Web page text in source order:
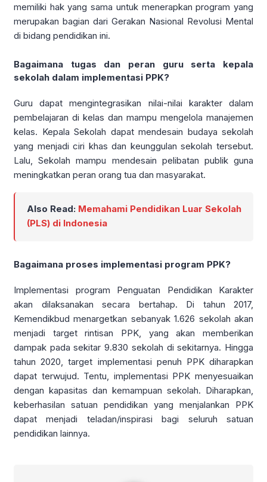
memiliki hak yang sama untuk menerapkan program yang
merupakan bagian dari Gerakan Nasional Revolusi Mental
di bidang pendidikan ini.
Bagaimana tugas dan peran guru serta kepala
sekolah dalam implementasi PPK?
Guru dapat mengintegrasikan nilai-nilai karakter dalam
pembelajaran di kelas dan mampu mengelola manajemen
kelas. Kepala Sekolah dapat mendesain budaya sekolah
yang menjadi ciri khas dan keunggulan sekolah tersebut.
Lalu, Sekolah mampu mendesain pelibatan publik guna
meningkatkan peran orang tua dan masyarakat.
Also Read: Memahami Pendidikan Luar Sekolah
(PLS) di Indonesia
Bagaimana proses implementasi program PPK?
Implementasi program Penguatan Pendidikan Karakter
akan dilaksanakan secara bertahap. Di tahun 2017,
Kemendikbud menargetkan sebanyak 1.626 sekolah akan
menjadi target rintisan PPK, yang akan memberikan
dampak pada sekitar 9.830 sekolah di sekitarnya. Hingga
tahun 2020, target implementasi penuh PPK diharapkan
dapat terwujud. Tentu, implementasi PPK menyesuaikan
dengan kapasitas dan kemampuan sekolah. Diharapkan,
keberhasilan satuan pendidikan yang menjalankan PPK
dapat menjadi teladan/inspirasi bagi seluruh satuan
pendidikan lainnya.